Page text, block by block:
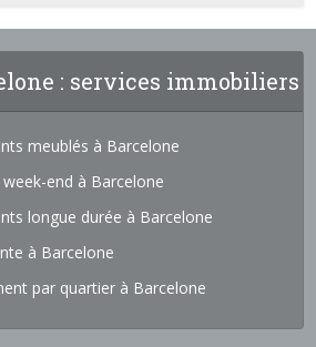
: services immobiliers
meublés à Barcelone
end à Barcelone
longue durée à Barcelone
à Barcelone
par quartier à Barcelone